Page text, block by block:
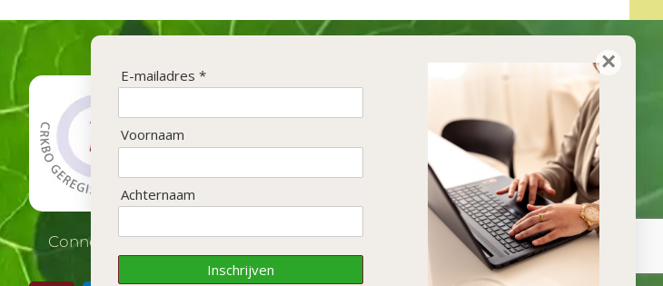
Connecten op socials?
×
E-mailadres *
Voornaam
Achternaam
Inschrijven